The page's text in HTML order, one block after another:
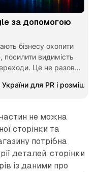
за допомогою
бізнесу охопити
посилити видимість
Це не разова
поступово
звернень
для PR і
не можна
сторінки та
потрібна
деталей, сторінки
із даними про